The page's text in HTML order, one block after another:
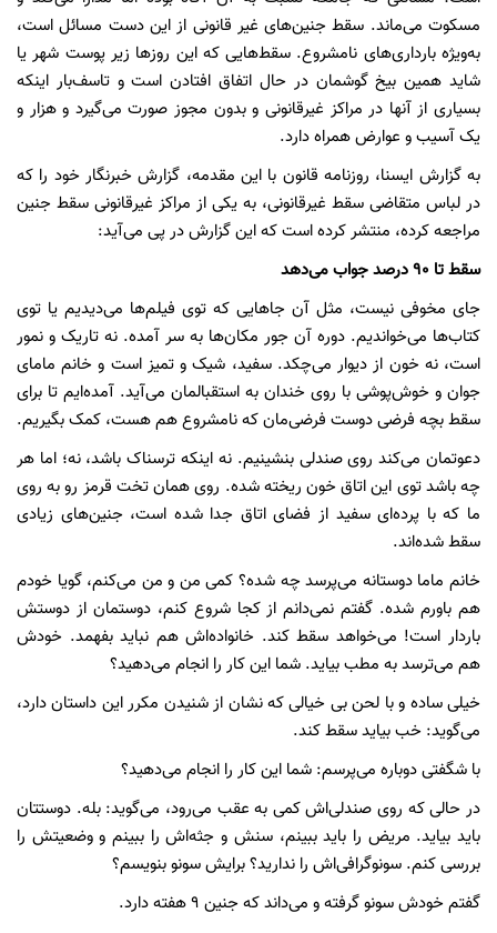
مسکوت می‌ماند. سقط جنین‌های غیر قانونی از این دست مسائل است،
به‌ویژه بارداری‌های نامشروع. سقط‌هایی که این روزها زیر پوست شهر یا
شاید همین بیخ گوشمان در حال اتفاق افتادن است و تاسف‌بار اینکه
بسیاری از آنها در مراکز غیرقانونی و بدون مجوز صورت می‌گیرد و هزار و
یک آسیب و عوارض همراه دارد.
به گزارش ایسنا، روزنامه قانون با این مقدمه، گزارش خبرنگار خود را که
در لباس متقاضی سقط غیرقانونی، به یکی از مراکز غیرقانونی سقط جنین
مراجعه کرده، منتشر کرده است که این گزارش در پی می‌آید:
سقط تا 90 درصد جواب می‌دهد
جای مخوفی نیست، مثل آن جاهایی که توی فیلم‌ها می‌دیدیم یا توی
کتاب‌ها می‌خواندیم. دوره آن جور مکان‌ها به سر آمده. نه تاریک و نمور
است، نه خون از دیوار می‌چکد. سفید، شیک و تمیز است و خانم مامای
جوان و خوش‌پوشی با روی خندان به استقبالمان می‌آید. آمده‌ایم تا برای
سقط بچه فرضی دوست فرضی‌مان که نامشروع هم هست، کمک بگیریم.
دعوتمان می‌کند روی صندلی بنشینیم. نه اینکه ترسناک باشد، نه؛ اما هر
چه باشد توی این اتاق خون ریخته شده. روی همان تخت قرمز رو به روی
ما که با پرده‌ای سفید از فضای اتاق جدا شده است، جنین‌های زیادی
سقط شده‌اند.
خانم ماما دوستانه می‌پرسد چه شده؟ کمی‌ من و من می‌کنم، گویا خودم
هم باورم شده. گفتم نمی‌دانم از کجا شروع کنم، دوستمان از دوستش
باردار است! می‌خواهد سقط کند. خانواده‌اش هم نباید بفهمد. خودش
هم می‌ترسد به مطب بیاید. شما این کار را انجام می‌دهید؟
خیلی ساده و با لحن بی خیالی که نشان از شنیدن مکرر این داستان دارد،
می‌گوید: خب بیاید سقط کند.
با شگفتی دوباره می‌پرسم: شما این کار را انجام می‌دهید؟
در حالی که روی صندلی‌اش کمی‌ به عقب می‌رود، می‌گوید: بله. دوستتان
باید بیاید. مریض را باید ببینم، سنش و جثه‌اش را ببینم و وضعیتش را
بررسی کنم. سونوگرافی‌اش را ندارید؟ برایش سونو بنویسم؟
گفتم خودش سونو گرفته و می‌داند که جنین 9 هفته دارد.